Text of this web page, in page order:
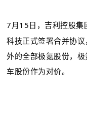
7月15日，吉利控股集
科技正式签署合并协
外的全部极氪股份，
车股份作为对价。